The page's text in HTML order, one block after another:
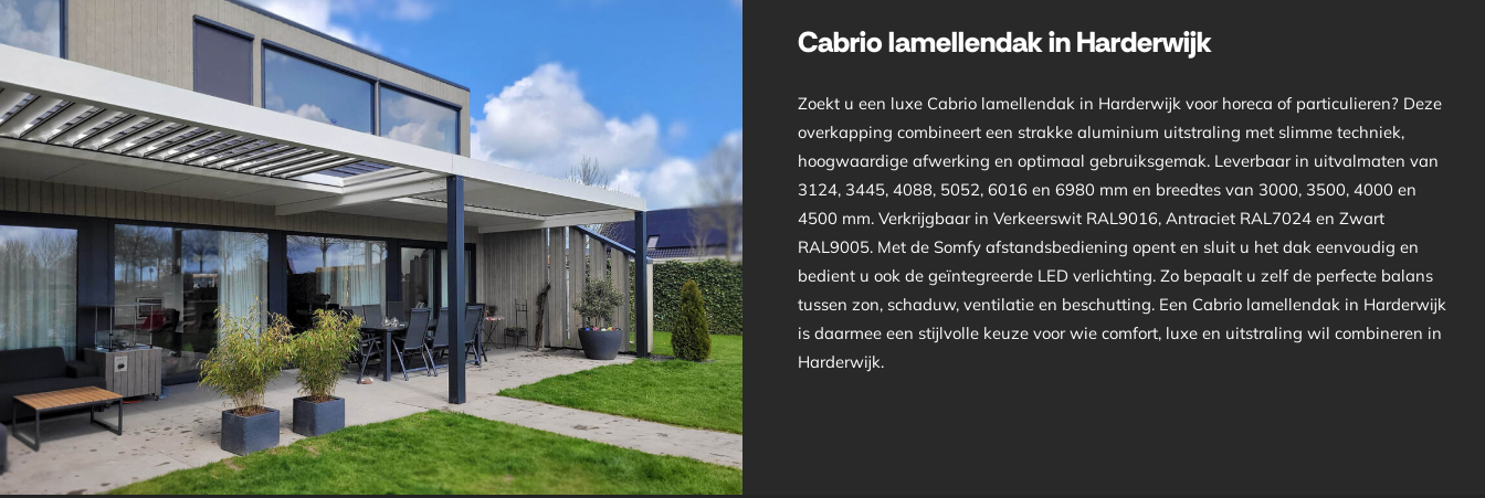
Cabrio lamellendak in Harderwijk
Zoekt u een luxe Cabrio lamellendak in Harderwijk voor horeca of particulieren? Deze
overkapping combineert een strakke aluminium uitstraling met slimme techniek,
hoogwaardige afwerking en optimaal gebruiksgemak. Leverbaar in uitvalmaten van
3124, 3445, 4088, 5052, 6016 en 6980 mm en breedtes van 3000, 3500, 4000 en
4500 mm. Verkrijgbaar in Verkeerswit RAL9016, Antraciet RAL7024 en Zwart
RAL9005. Met de Somfy afstandsbediening opent en sluit u het dak eenvoudig en
bedient u ook de geïntegreerde LED verlichting. Zo bepaalt u zelf de perfecte balans
tussen zon, schaduw, ventilatie en beschutting. Een Cabrio lamellendak in Harderwijk
is daarmee een stijlvolle keuze voor wie comfort, luxe en uitstraling wil combineren in
Harderwijk.